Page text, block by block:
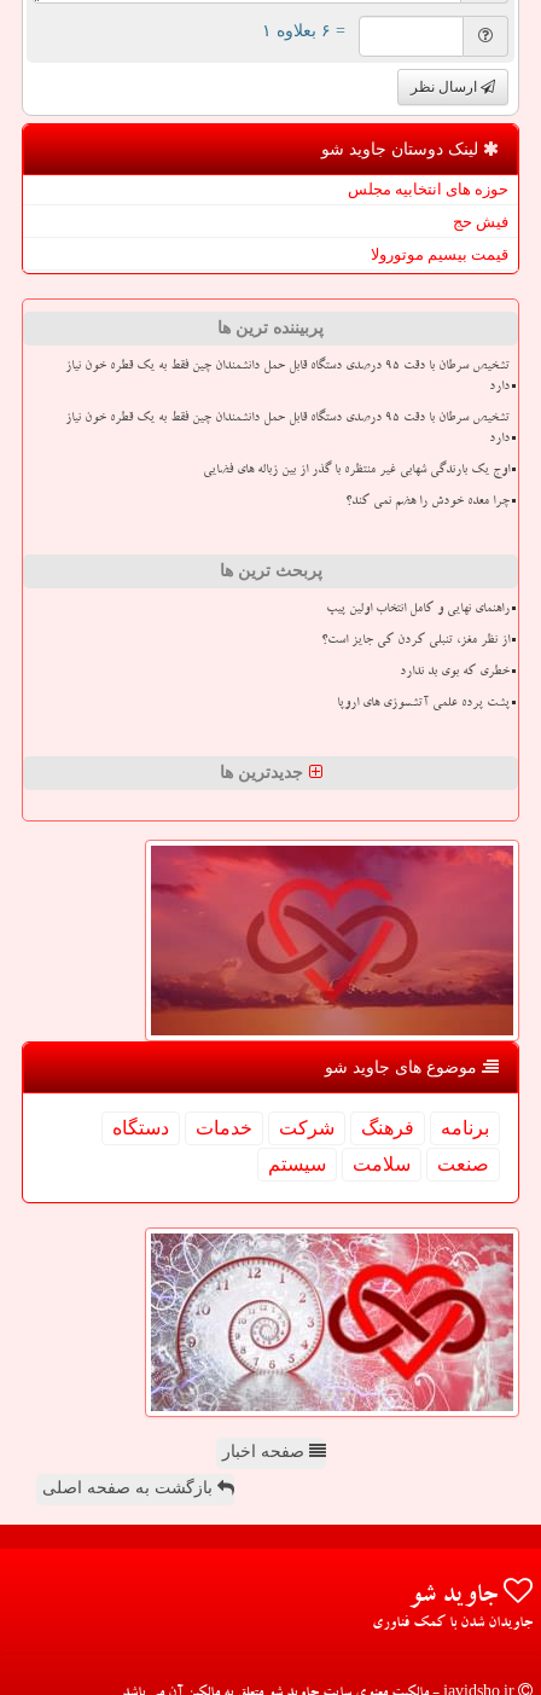
= ۶ بعلاوه ۱
ارسال نظر
لینک دوستان جاوید شو
حوزه های انتخابیه مجلس
فیش حج
قیمت بیسیم موتورولا
پربیننده ترین ها
تشخیص سرطان با دقت ۹۵ درصدی دستگاه قابل حمل دانشمندان چین فقط به یک قطره خون نیاز
دارد
تشخیص سرطان با دقت ۹۵ درصدی دستگاه قابل حمل دانشمندان چین فقط به یک قطره خون نیاز
دارد
اوج یک بارندگی شهابی غیر منتظره با گذر از بین زباله های فضایی
چرا معده خودش را هضم نمی کند؟
پربحث ترین ها
راهنمای نهایی و کامل انتخاب اولین پیپ
از نظر مغز، تنبلی کردن کی جایز است؟
خطری که بوی بد ندارد
پشت پرده علمی آتشسوزی های اروپا
جدیدترین ها
موضوع های جاوید شو
برنامه فرهنگ شركت خدمات
دستگاه
صنعت
سلامت سیستم
صفحه اخبار
بازگشت به صفحه اصلی
جاوید شو
جاویدان شدن با کمک فناوری